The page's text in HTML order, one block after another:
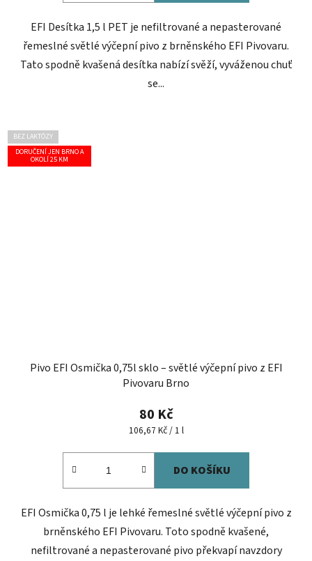
EFI Desítka 1,5 l PET je nefiltrované a nepasterované
řemeslné světlé výčepní pivo z brněnského EFI Pivovaru.
Tato spodně kvašená desítka nabízí svěží, vyváženou chuť
se...
BEZ LAKTÓZY
DORUČENÍ JEN BRNO A
OKOLÍ 25 KM
Pivo EFI Osmička 0,75l sklo – světlé výčepní pivo z EFI
Pivovaru Brno
80 Kč
Měrná
106,67 Kč / 1 l
DO KOŠÍKU
EFI Osmička 0,75 l je lehké řemeslné světlé výčepní pivo z
brněnského EFI Pivovaru. Toto spodně kvašené,
nefiltrované a nepasterované pivo překvapí navzdory